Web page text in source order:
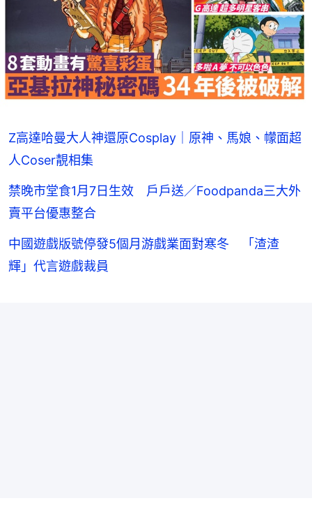
Z高達哈曼大人神還原Cosplay｜原神、馬娘、幪面超
人Coser靚相集
禁晚市堂食1月7日生效 戶戶送／Foodpanda三大外
賣平台優惠整合
中國遊戲版號停發5個月游戲業面對寒冬 「渣渣
輝」代言遊戲裁員